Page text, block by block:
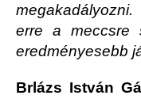
erre a meccsre
eredményesebb
Brlázs István